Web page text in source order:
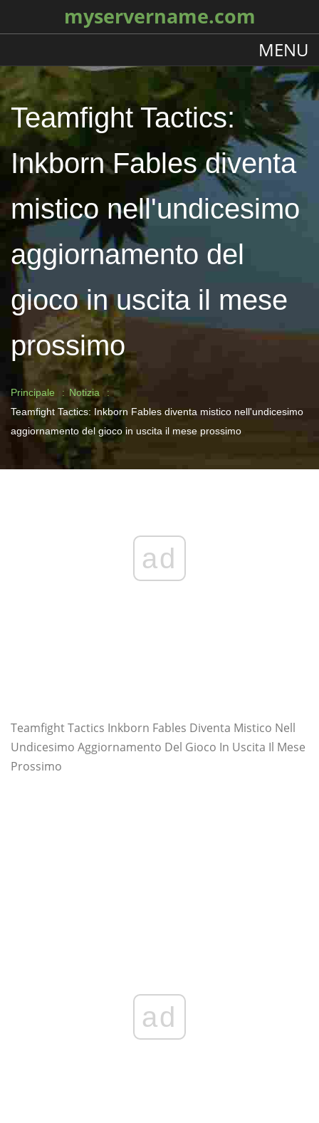
myservername.com
MENU
Teamfight Tactics:
Inkborn Fables diventa
mistico nell'undicesimo
aggiornamento del
gioco in uscita il mese
prossimo
Principale
Notizia
Teamfight Tactics: Inkborn Fables diventa mistico nell'undicesimo
aggiornamento del gioco in uscita il mese prossimo
ad
Teamfight Tactics Inkborn Fables Diventa Mistico Nell
Undicesimo Aggiornamento Del Gioco In Uscita Il Mese
Prossimo
ad